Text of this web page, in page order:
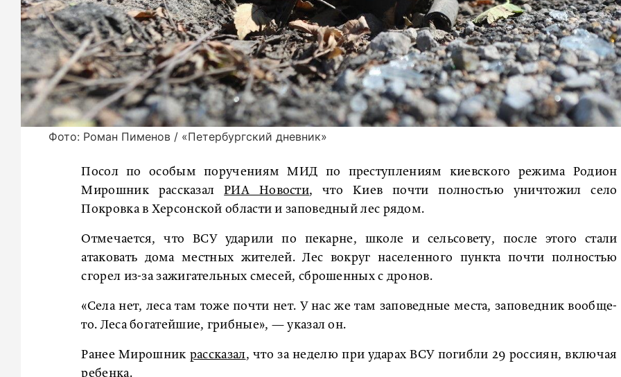
Фото: Роман Пименов / «Петербургский дневник»
Посол по особым поручениям МИД по преступлениям киевского режима Родион
Мирошник рассказалРИА Новости, что Киев почти полностью уничтожил село
Покровка в Херсонской области и заповедный лес рядом.
Отмечается, что ВСУ ударили по пекарне, школе и сельсовету, после этого стали
атаковать дома местных жителей. Лес вокруг населенного пункта почти полностью
сгорел из-за зажигательных смесей, сброшенных с дронов.
«Села нет, леса там тоже почти нет. У нас же там заповедные места, заповедник вообще-
то. Леса богатейшие, грибные», — указал он.
Ранее Мирошник рассказал, что за неделю при ударах ВСУ погибли 29 россиян, включая
ребенка.